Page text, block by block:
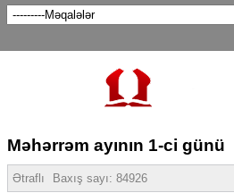
Məhərrəm ayının 1-ci günü
Ətraflı Baxış sayı: 84926